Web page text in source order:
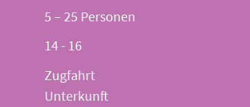
5 – 25 Personen
14 - 16
Zugfahrt
Unterkunft